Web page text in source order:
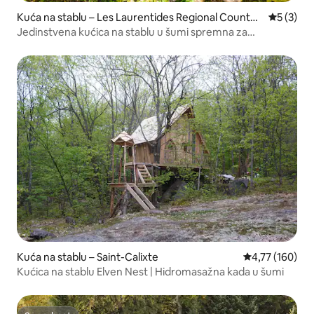
Kuća na stablu – Les Laurentides Regional County
Municipality
5 (3)
Jedinstvena kućica na stablu u šumi spremna za
Kuća na stablu – Saint-Calixte Prosječna
4,77 (160)
Kućica na stablu Elven Nest | Hidromasažna kada u šumi